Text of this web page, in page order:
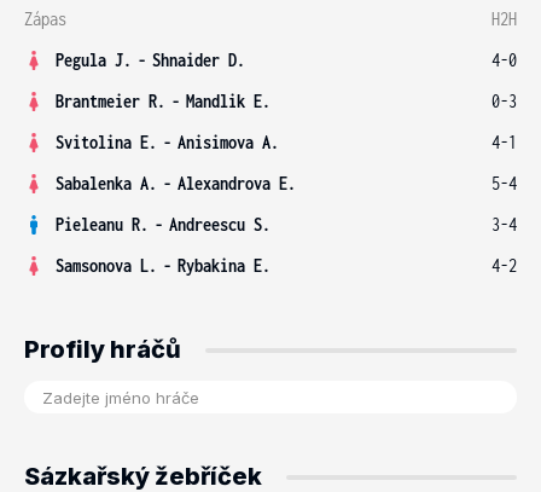
Zápas
H2H
Pegula J. - Shnaider D.
4-0
Brantmeier R. - Mandlik E.
0-3
Svitolina E. - Anisimova A.
4-1
Sabalenka A. - Alexandrova E.
5-4
Pieleanu R. - Andreescu S.
3-4
Samsonova L. - Rybakina E. 4-2
Profily hráčů
Sázkařský žebříček